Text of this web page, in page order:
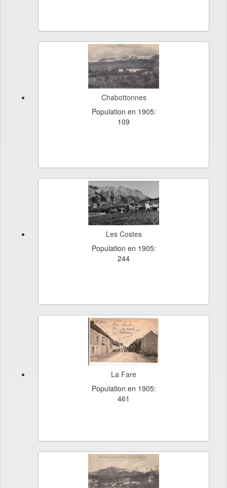
Chabottonnes
Population en 1905:
109
Les Costes
Population en 1905:
244
La Fare
Population en 1905:
461